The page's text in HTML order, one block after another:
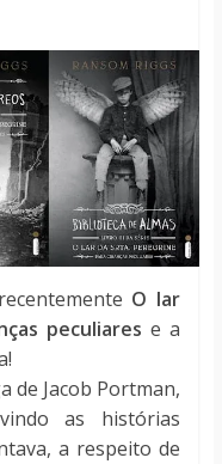
O lar
peculiares e a
de Jacob Portman,
as histórias
a respeito de